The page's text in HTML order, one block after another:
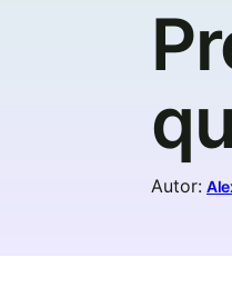
Autor: